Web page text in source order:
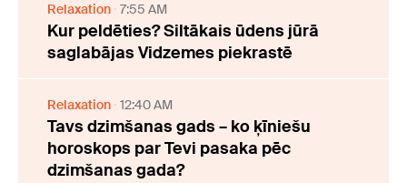
Relaxation 7:55 AM
Kur peldēties? Siltākais ūdens jūrā
saglabājas Vidzemes piekrastē
Relaxation 12:40 AM
Tavs dzimšanas gads – ko ķīniešu
horoskops par Tevi pasaka pēc
dzimšanas gada?